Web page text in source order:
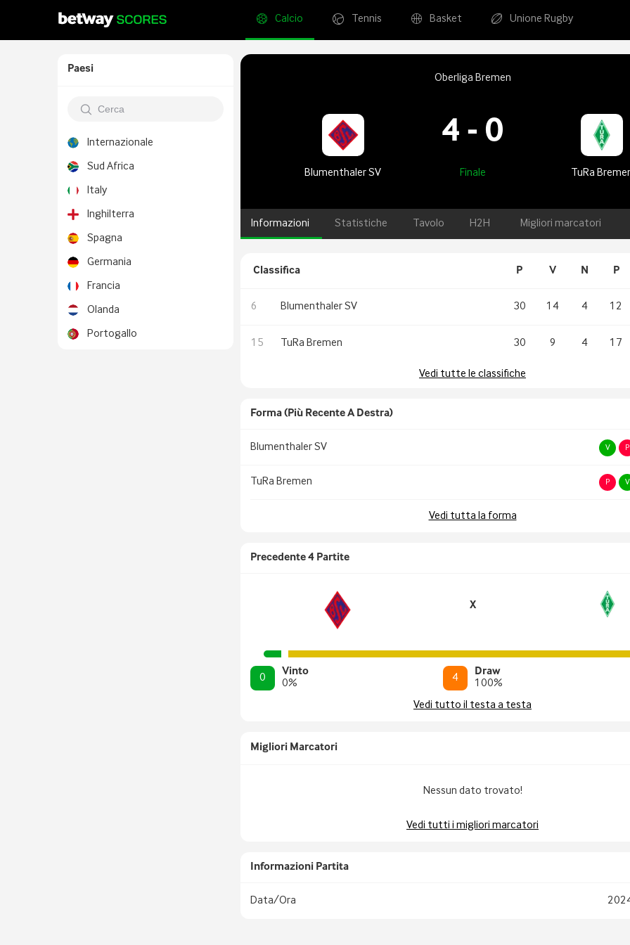
Calcio Tennis Basket Unione Rugby
Paesi
Internazionale
Sud Africa
Italy
Inghilterra
Spagna
Germania
Francia
Olanda
Portogallo
Oberliga Bremen
Blumenthaler SV
4 - 0
Finale TuRa
Informazioni Statistiche Tavolo H2H Migliori marcatori
Classifica P V N P
6 Blumenthaler SV 30 14 4 12
15 TuRa Bremen 30 9 4 17
Vedi tutte le classifiche
Forma (più Recente A Destra)
Blumenthaler SV V P
TuRa Bremen P V
Vedi tutta la forma
Precedente4 Partite
X
0
Vinto
0% 4
Draw
100%
Vedi tutto il testa a testa
Migliori Marcatori
Nessun dato trovato!
Vedi tutti i migliori marcatori
Informazioni Partita
Data/Ora